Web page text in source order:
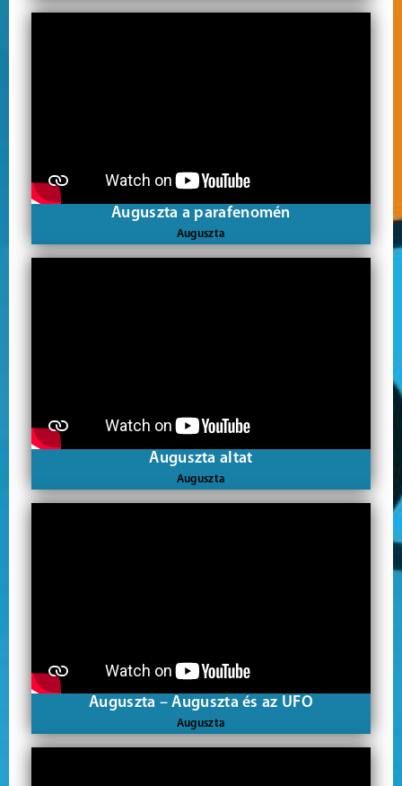
Auguszta a parafenomén
Auguszta
Auguszta altat
Auguszta
Auguszta – Auguszta és az UFO
Auguszta